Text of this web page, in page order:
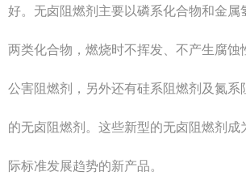
好。无卤阻燃剂主要以磷系化合物和金属
两类化合物，燃烧时不挥发、不产生腐蚀
公害阻燃剂，另外还有硅系阻燃剂及氮系
的无卤阻燃剂。这些新型的无卤阻燃剂成
际标准发展趋势的新产品。